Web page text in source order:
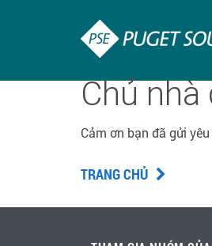
Chủ
Cảm ơn bạn đã gửi
TRANG CHỦ